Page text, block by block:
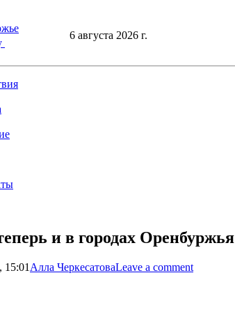
6 августа 2026 г.
и в городах Оренбуржья
15:01 Алла ЧеркесатоваLeave a comment